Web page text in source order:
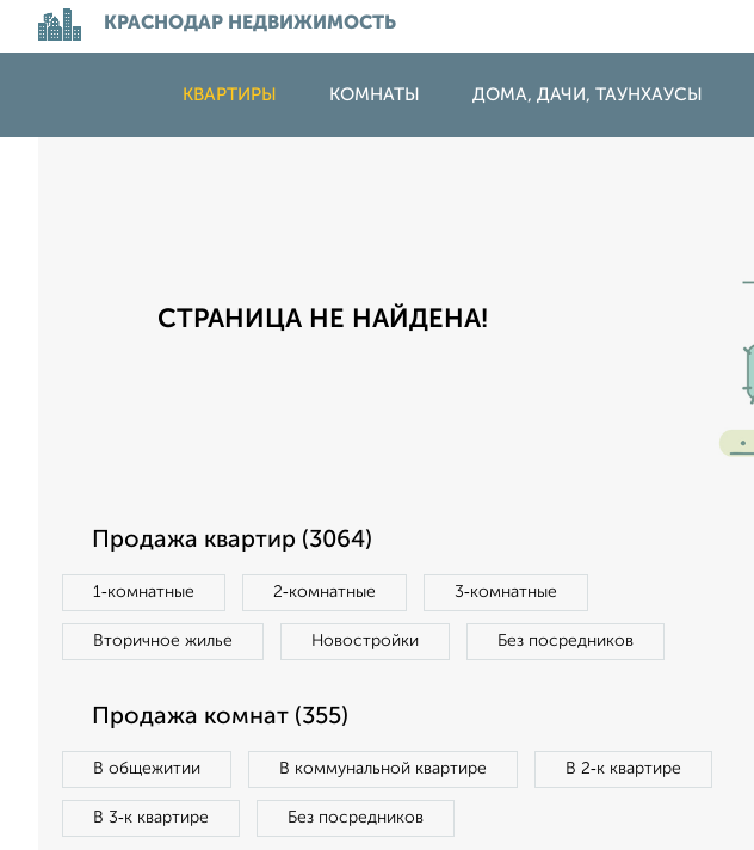
КРАСНОДАР НЕДВИЖИМОСТЬ
КВАРТИРЫ КОМНАТЫ ДОМА, ДАЧИ, ТАУНХАУСЫ
СТРАНИЦА НЕ НАЙДЕНА!
Продажа квартир (3064)
1‑комнатные 2‑комнатные 3‑комнатные
Вторичное жилье Новостройки Без посредников
Продажа комнат (355)
В общежитии В коммунальной квартире В 2‑к квартире
В 3‑к квартире Без посредников